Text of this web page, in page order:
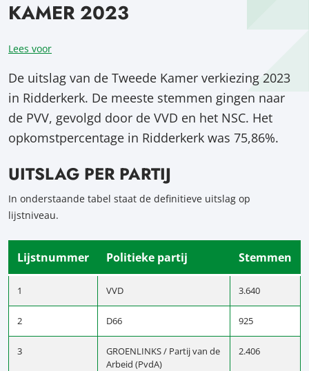
KAMER 2023
Lees voor
De uitslag van de Tweede Kamer verkiezing 2023
in Ridderkerk. De meeste stemmen gingen naar
de PVV, gevolgd door de VVD en het NSC. Het
opkomstpercentage in Ridderkerk was 75,86%.
UITSLAG PER PARTIJ
In onderstaande tabel staat de definitieve uitslag op
lijstniveau.
Lijstnummer Politieke partij Stemmen
1 VVD 3.640
2 D66 925
3
GROENLINKS / Partij van de
Arbeid (PvdA)
2.406